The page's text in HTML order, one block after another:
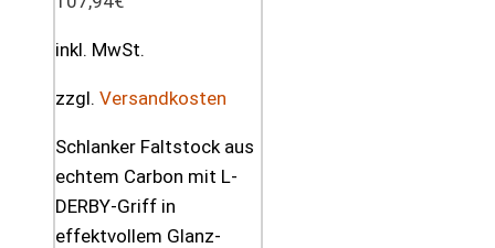
inkl. MwSt.
zzgl. Versandkosten
Schlanker Faltstock aus
echtem Carbon mit L-
DERBY-Griff in
effektvollem Glanz-